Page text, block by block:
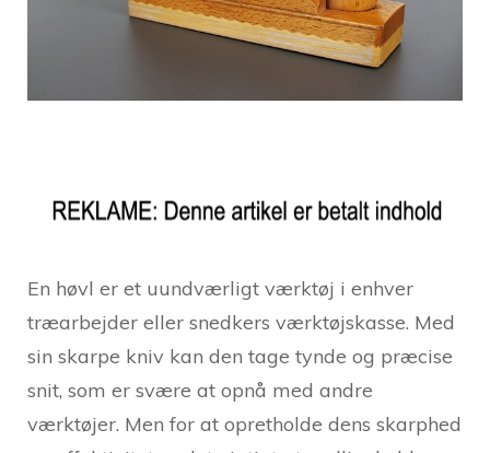
En høvl er et uundværligt værktøj i enhver
træarbejder eller snedkers værktøjskasse. Med
sin skarpe kniv kan den tage tynde og præcise
snit, som er svære at opnå med andre
værktøjer. Men for at opretholde dens skarphed